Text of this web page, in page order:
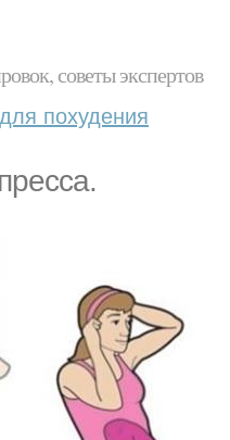
советы экспертов
похудения